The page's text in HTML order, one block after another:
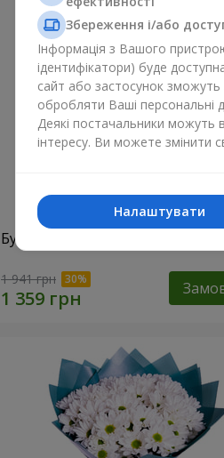
Букет "Світ починається з мами"
1 941 грн
Збереження і/або
Інформація з Вашого
ідентифікатори) буде
сайт або застосунок
обробляти Ваші персональні
Деякі постачальники можуть
інтересу. Ви можете змінити
Налаштувати